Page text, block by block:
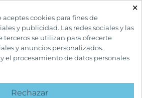
×
cookies para fines de
y publicidad. Las redes sociales y las
terceros se utilizan para ofrecerte
y anuncios personalizados.
el procesamiento de datos personales
Rechazar